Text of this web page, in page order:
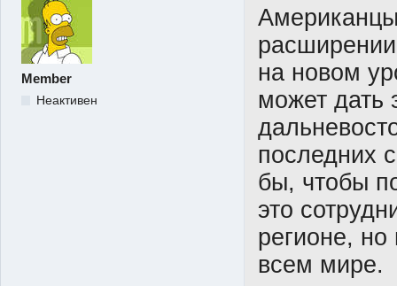
Member
Неактивен
расширении
на новом
может дать
последних
бы, чтобы
это
регионе, но
всем мире.